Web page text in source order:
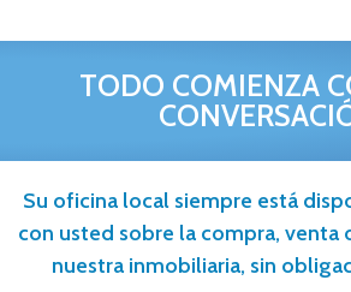
TODO COMIENZA
Su oficina local siempre está
con usted sobre la compra, venta
nuestra inmobiliaria, sin